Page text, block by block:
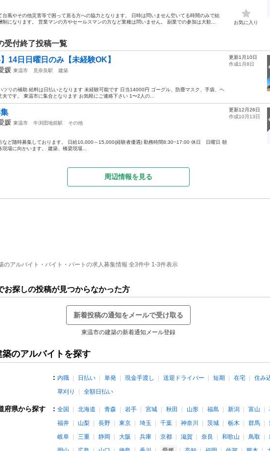
台風やその他災害等で困って居る方への協力となります。 日時は問いません空いてる時間のみで結
制になります。 営業マンの方やセールスマンの方など業種は問いません。 副業での参加は大歓...
お気に入り
受付終了投稿一覧
】14日日曜日のみ【未経験OK】
媛 東温市 見奈良駅
建築
ツリの補助 給料は日払いとなります 未経験可能です 日当14000円 ゴーグル、防塵マスク、手袋、ヘ
夫です。 東温市に集合となります お気軽にご連絡下さい 1〜2人の...
更新1月10日
作成1月8日
媛 東温市 牛渕団地前駅
その他
など随時募集しております。 日給10,000～15,000(経験者優遇) 勤務時間8:30~17:00 休日 日曜日 朝
場に向かいます。 建築、橋梁現場...
更新12月26日
作成10月13日
周辺情報を見る
のアルバイト・バイト・パートの求人募集情報 全3件中 1-3件表示
お探しの投稿が見つからなかった方
新着投稿の通知をメールで受け取る
東温市の建築の新着通知メール登録
のアルバイトを探す
： 内職 日払い 単発 現金手渡し 送迎ドライバー 短期 在宅
住み
草刈り
全額日払い
府県から探す ： 全国 北海道 青森 岩手 宮城 秋田 山形 福島 新潟 富山
福井
山梨 長野 東京 埼玉 千葉 神奈川 茨城 栃木 群馬
岐阜
三重 静岡 大阪 兵庫 京都 滋賀 奈良 和歌山 鳥取